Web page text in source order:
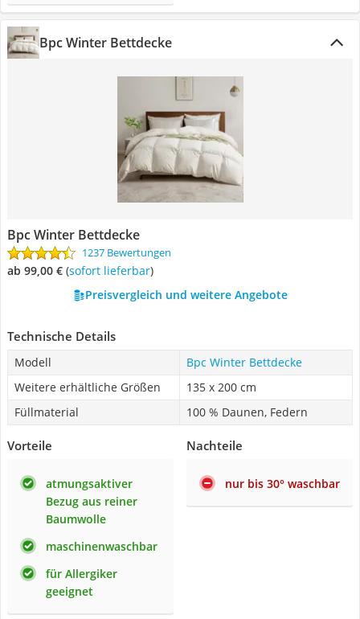
Bpc Winter Bettdecke
Bpc Winter Bettdecke
1237 Bewertungen
ab 99,00 € ( Sofort lieferbar)
Preisvergleich und weitere Angebote
Technische Details
Modell
Bpc Winter Bettdecke
Weitere erhältliche Größen
135 x 200 cm
Füllmaterial
100 % Daunen, Federn
Vorteile
atmungsaktiver
Bezug aus reiner
Baumwolle
maschinenwaschbar
für Allergiker
geeignet
Nachteile
nur bis 30° waschbar